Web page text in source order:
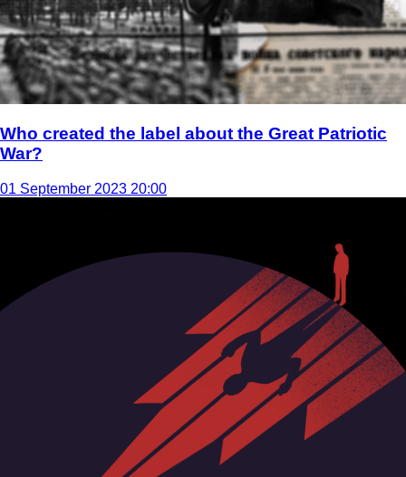
Who created the label about the Great Patriotic
War?
01 September 2023 20:00